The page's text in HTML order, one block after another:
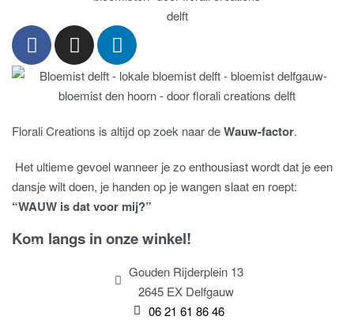
Florali Creations is altijd op zoek naar deWauw-factor.
Het ultieme gevoel wanneer je zo enthousiast wordt dat je een
dansje wilt doen, je handen op je wangen slaat en roept:
“WAUW is dat voor mij?”
Kom langs in onze winkel!
Gouden Rijderplein 13
2645 EX Delfgauw
06 21 61 86 46